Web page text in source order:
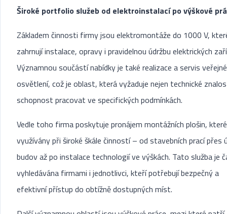
Široké portfolio služeb od elektroinstalací po výškové
Základem činnosti firmy jsou elektromontáže do 1000 V,
zahrnují instalace, opravy i pravidelnou údržbu elektrických
Významnou součástí nabídky je také realizace a servis
osvětlení, což je oblast, která vyžaduje nejen technické
schopnost pracovat ve specifických podmínkách.
Vedle toho firma poskytuje pronájem montážních plošin,
využívány při široké škále činností – od stavebních prací přes
budov až po instalace technologií ve výškách. Tato služba je
vyhledávána firmami i jednotlivci, kteří potřebují bezpečný a
efektivní přístup do obtížně dostupných míst.